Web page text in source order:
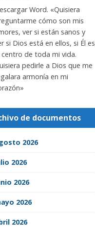
Word. «Quisiera
cómo son mis
ver si están sanos y
si Dios está en ellos, si Él es
centro de toda mi vida.
pedirle a Dios que me
armonía en mi
de documentos
2026
2026
2026
2026
2026